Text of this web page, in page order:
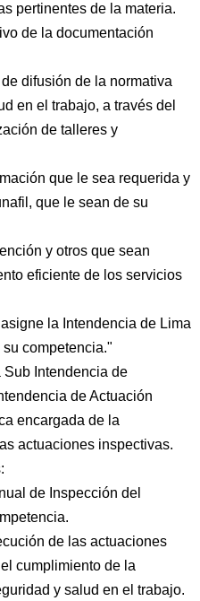
pertinentes de la materia.
de la documentación
difusión de la normativa
en el trabajo, a través del
de talleres y
que le sea requerida y
que le sean de su
y otros que sean
eficiente de los servicios
la Intendencia de Lima
competencia."
Sub Intendencia de
de Actuación
encargada de la
actuaciones inspectivas.
de Inspección del
de las actuaciones
cumplimiento de la
y salud en el trabajo.